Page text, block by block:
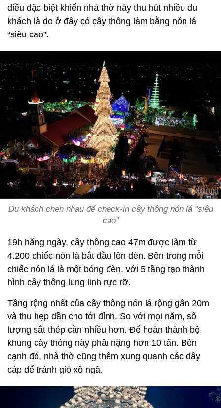
điều đặc biệt khiến nhà thờ này thu hút nhiều du
khách là do ở đây có cây thông làm bằng nón lá
“siêu cao”.
Du khách chen nhau để check-in cây thông nón lá "siêu
cao"
19h hằng ngày, cây thông cao 47m được làm từ
4.200 chiếc nón lá bắt đầu lên đèn. Bên trong mỗi
chiếc nón lá là một bóng đèn, với 5 tầng tạo thành
hình cây thông lung linh rực rỡ.
Tầng rộng nhất của cây thông nón lá rộng gần 20m
và thu hẹp dần cho tới đỉnh. So với mọi năm, số
lượng sắt thép cần nhiều hơn. Để hoàn thành bộ
khung cây thông này phải nặng hơn 10 tấn. Bên
cạnh đó, nhà thờ cũng thêm xung quanh các dây
cáp để tránh gió xô ngã.